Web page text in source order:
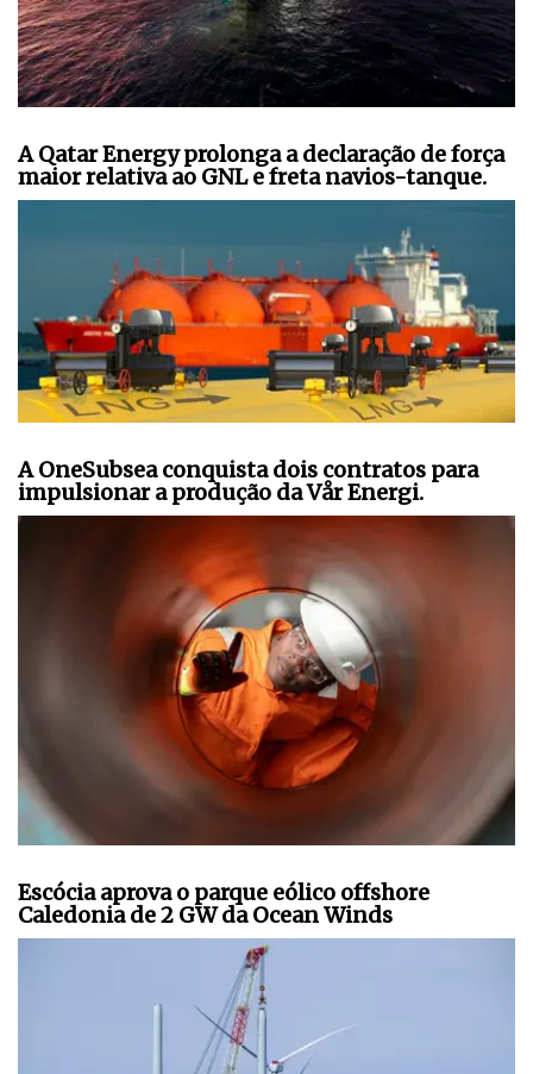
A Qatar Energy prolonga a declaração de força
maior relativa ao GNL e freta navios-tanque.
A OneSubsea conquista dois contratos para
impulsionar a produção da Vår Energi.
Escócia aprova o parque eólico offshore
Caledonia de 2 GW da Ocean Winds